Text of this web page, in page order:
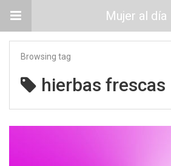
Mujer al día
Browsing tag
hierbas frescas